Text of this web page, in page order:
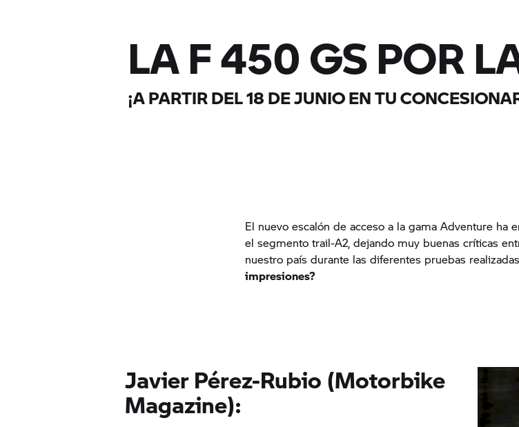
LA F 450 GS POR
¡A PARTIR DEL 18 DE JUNIO EN TU
El nuevo escalón de acceso a la gama Adventure ha
el segmento trail-A2, dejando muy buenas críticas
nuestro país durante las diferentes pruebas
impresiones?
Javier Pérez-Rubio (Motorbike
Magazine):